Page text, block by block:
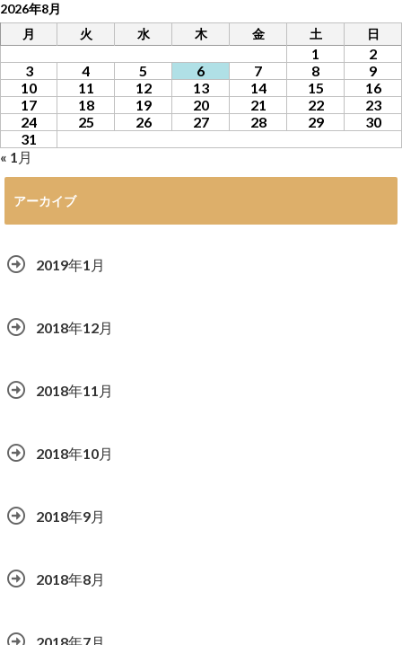
2026年8月
月
火 水 木 金 土 日
1
2
3
4 5 6 7 8
9
10
11 12 13 14 15
16
17
18 19 20 21 22
23
24
25 26 27 28 29
30
31
« 1月
アーカイブ
2019年1月
2018年12月
2018年11月
2018年10月
2018年9月
2018年8月